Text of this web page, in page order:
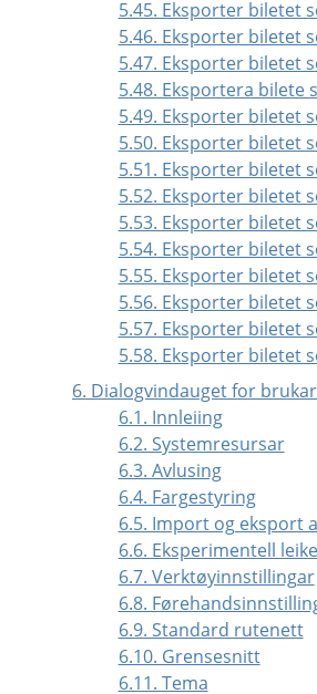
5.45. Eksporter biletet
5.46. Eksporter biletet
5.47. Eksporter biletet
5.48. Eksportera bilete
5.49. Eksporter biletet
5.50. Eksporter biletet
5.51. Eksporter biletet
5.52. Eksporter biletet
5.53. Eksporter biletet
5.54. Eksporter biletet
5.55. Eksporter biletet
5.56. Eksporter biletet
5.57. Eksporter biletet
5.58. Eksporter biletet
6. Dialogvindauget for
6.1. Innleiing
6.2. Systemresursar
6.3. Avlusing
6.4. Fargestyring
6.5. Import og eksport
6.6. Eksperimentell
6.7. Verktøyinnstillingar
6.8.
6.9. Standard rutenett
6.10. Grensesnitt
6.11. Tema